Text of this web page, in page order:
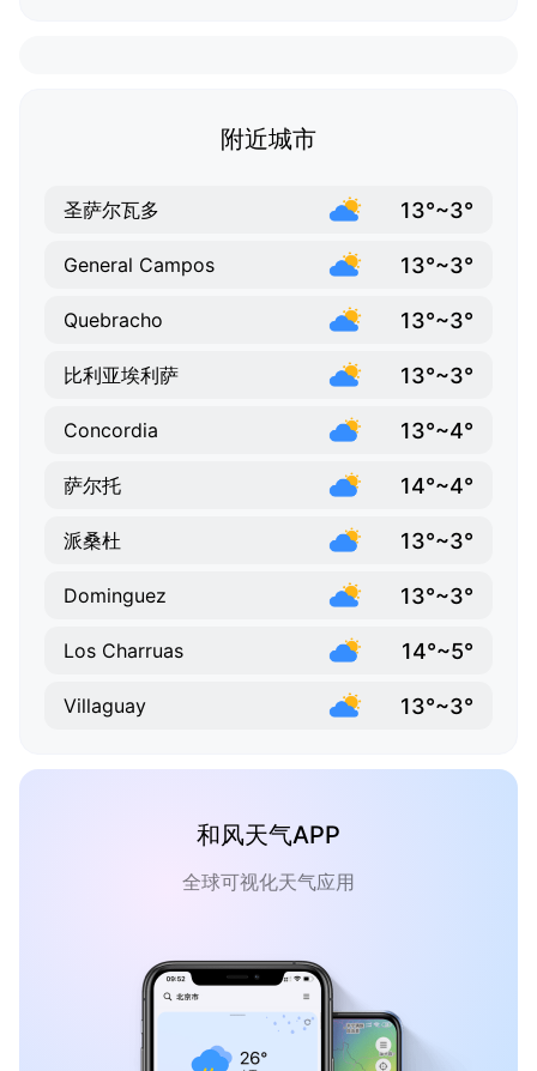
附近城市
圣萨尔瓦多 13°~3°
General Campos 13°~3°
Quebracho 13°~3°
比利亚埃利萨 13°~3°
Concordia 13°~4°
萨尔托 14°~4°
派桑杜 13°~3°
Dominguez 13°~3°
Los Charruas 14°~5°
Villaguay 13°~3°
和风天气APP
全球可视化天气应用